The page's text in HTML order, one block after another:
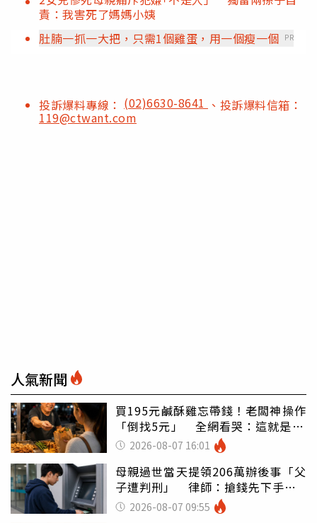
責：我害死了媽媽小姨
肚腩一抓一大把，只需1個雞蛋，用一個瘦一個 PR
投訴爆料專線： (02)6630-8641 、投訴爆料信箱：
119@ctwant.com
人氣新聞
買195元鹹酥雞忘帶錢！老闆神操作
「倒找5元」 全網看哭：這就是台
灣 2026-08-07 16:01
母親過世當天提領206萬辦後事「父
子遭判刑」 律師：搶錢先下手是
罪 2026-08-07 09:55